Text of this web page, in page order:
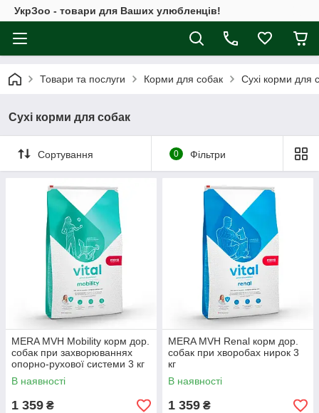
УкрЗоо - товари для Ваших улюбленців!
Товари та послуги Корми для собак Сухі корми для
Сухі корми для собак
Сортування 0 Фільтри
MERA MVH Mobility корм дор.
собак при захворюваннях
опорно-рухової системи 3 кг
В наявності
1 359 ₴
MERA MVH Renal корм дор.
собак при хворобах нирок 3
кг
В наявності
1 359 ₴